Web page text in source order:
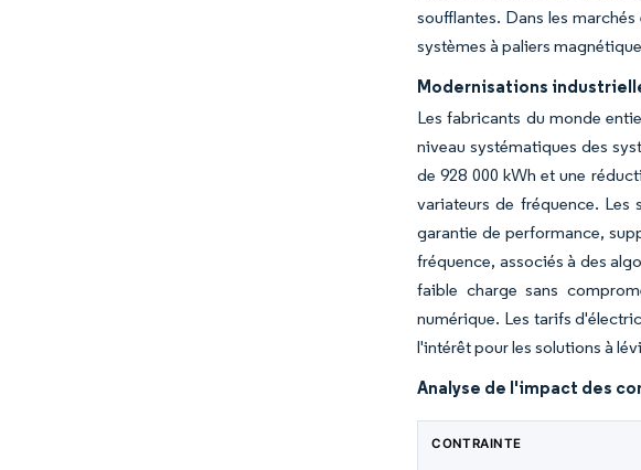
soufflantes. Dans les
systèmes à paliers
Modernisations
Les fabricants du monde
niveau systématiques des
de 928 000 kWh et une
variateurs de fréquence.
garantie de performance,
fréquence, associés à des
faible charge sans
numérique. Les tarifs
l'intérêt pour les solutions à
Analyse de l'impact des
CONTRAINTE